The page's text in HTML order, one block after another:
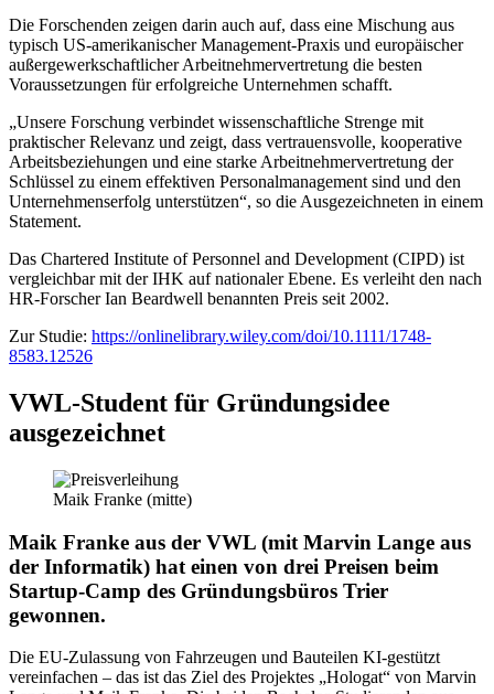
Die Forschenden zeigen darin auch auf, dass eine Mischung aus
typisch US-amerikanischer Management-Praxis und europäischer
außergewerkschaftlicher Arbeitnehmervertretung die besten
Voraussetzungen für erfolgreiche Unternehmen schafft.
„Unsere Forschung verbindet wissenschaftliche Strenge mit
praktischer Relevanz und zeigt, dass vertrauensvolle, kooperative
Arbeitsbeziehungen und eine starke Arbeitnehmervertretung der
Schlüssel zu einem effektiven Personalmanagement sind und den
Unternehmenserfolg unterstützen“, so die Ausgezeichneten in einem
Statement.
Das Chartered Institute of Personnel and Development (CIPD) ist
vergleichbar mit der IHK auf nationaler Ebene. Es verleiht den nach
HR-Forscher Ian Beardwell benannten Preis seit 2002.
Zur Studie: https://onlinelibrary.wiley.com/doi/10.1111/1748-
8583.12526
VWL-Student für Gründungsidee
ausgezeichnet
Maik Franke (mitte)
Maik Franke aus der VWL (mit Marvin Lange aus
der Informatik) hat einen von drei Preisen beim
Startup-Camp des Gründungsbüros Trier
gewonnen.
Die EU-Zulassung von Fahrzeugen und Bauteilen KI-gestützt
vereinfachen – das ist das Ziel des Projektes „Hologat“ von Marvin